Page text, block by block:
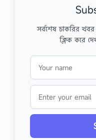
সর্বশেষ চাকরির
ক্লিক করে